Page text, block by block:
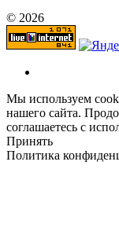
© 2026
Мы используем
нашего сайта.
соглашаетесь с
Принять
Политика